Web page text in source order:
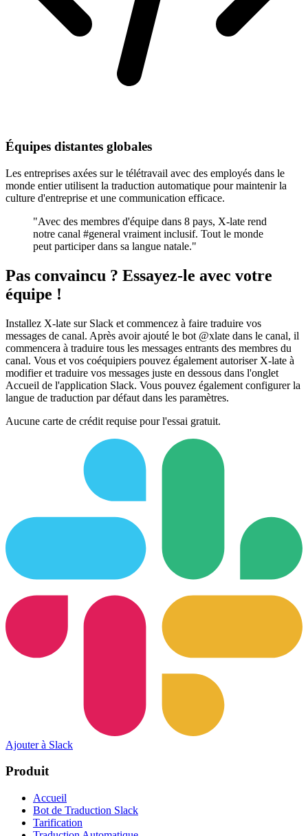
Équipes distantes globales
Les entreprises axées sur le télétravail avec des employés dans le
monde entier utilisent la traduction automatique pour maintenir la
culture d'entreprise et une communication efficace.
"Avec des membres d'équipe dans 8 pays, X-late rend
notre canal #general vraiment inclusif. Tout le monde
peut participer dans sa langue natale."
Pas convaincu ? Essayez-le avec votre
équipe !
Installez X-late sur Slack et commencez à faire traduire vos
messages de canal. Après avoir ajouté le bot @xlate dans le canal, il
commencera à traduire tous les messages entrants des membres du
canal. Vous et vos coéquipiers pouvez également autoriser X-late à
modifier et traduire vos messages juste en dessous dans l'onglet
Accueil de l'application Slack. Vous pouvez également configurer la
langue de traduction par défaut dans les paramètres.
Aucune carte de crédit requise pour l'essai gratuit.
Ajouter à Slack
Produit
Accueil
Bot de Traduction Slack
Tarification